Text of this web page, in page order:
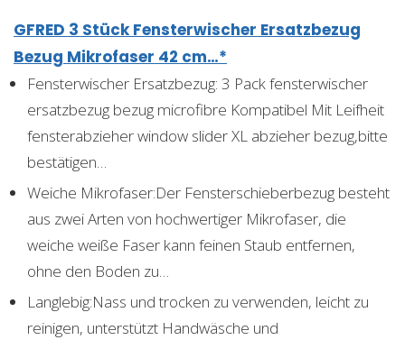
GFRED 3 Stück Fensterwischer Ersatzbezug
Bezug Mikrofaser 42 cm…*
Fensterwischer Ersatzbezug: 3 Pack fensterwischer
ersatzbezug bezug microfibre Kompatibel Mit Leifheit
fensterabzieher window slider XL abzieher bezug,bitte
bestätigen…
Weiche Mikrofaser:Der Fensterschieberbezug besteht
aus zwei Arten von hochwertiger Mikrofaser, die
weiche weiße Faser kann feinen Staub entfernen,
ohne den Boden zu…
Langlebig:Nass und trocken zu verwenden, leicht zu
reinigen, unterstützt Handwäsche und